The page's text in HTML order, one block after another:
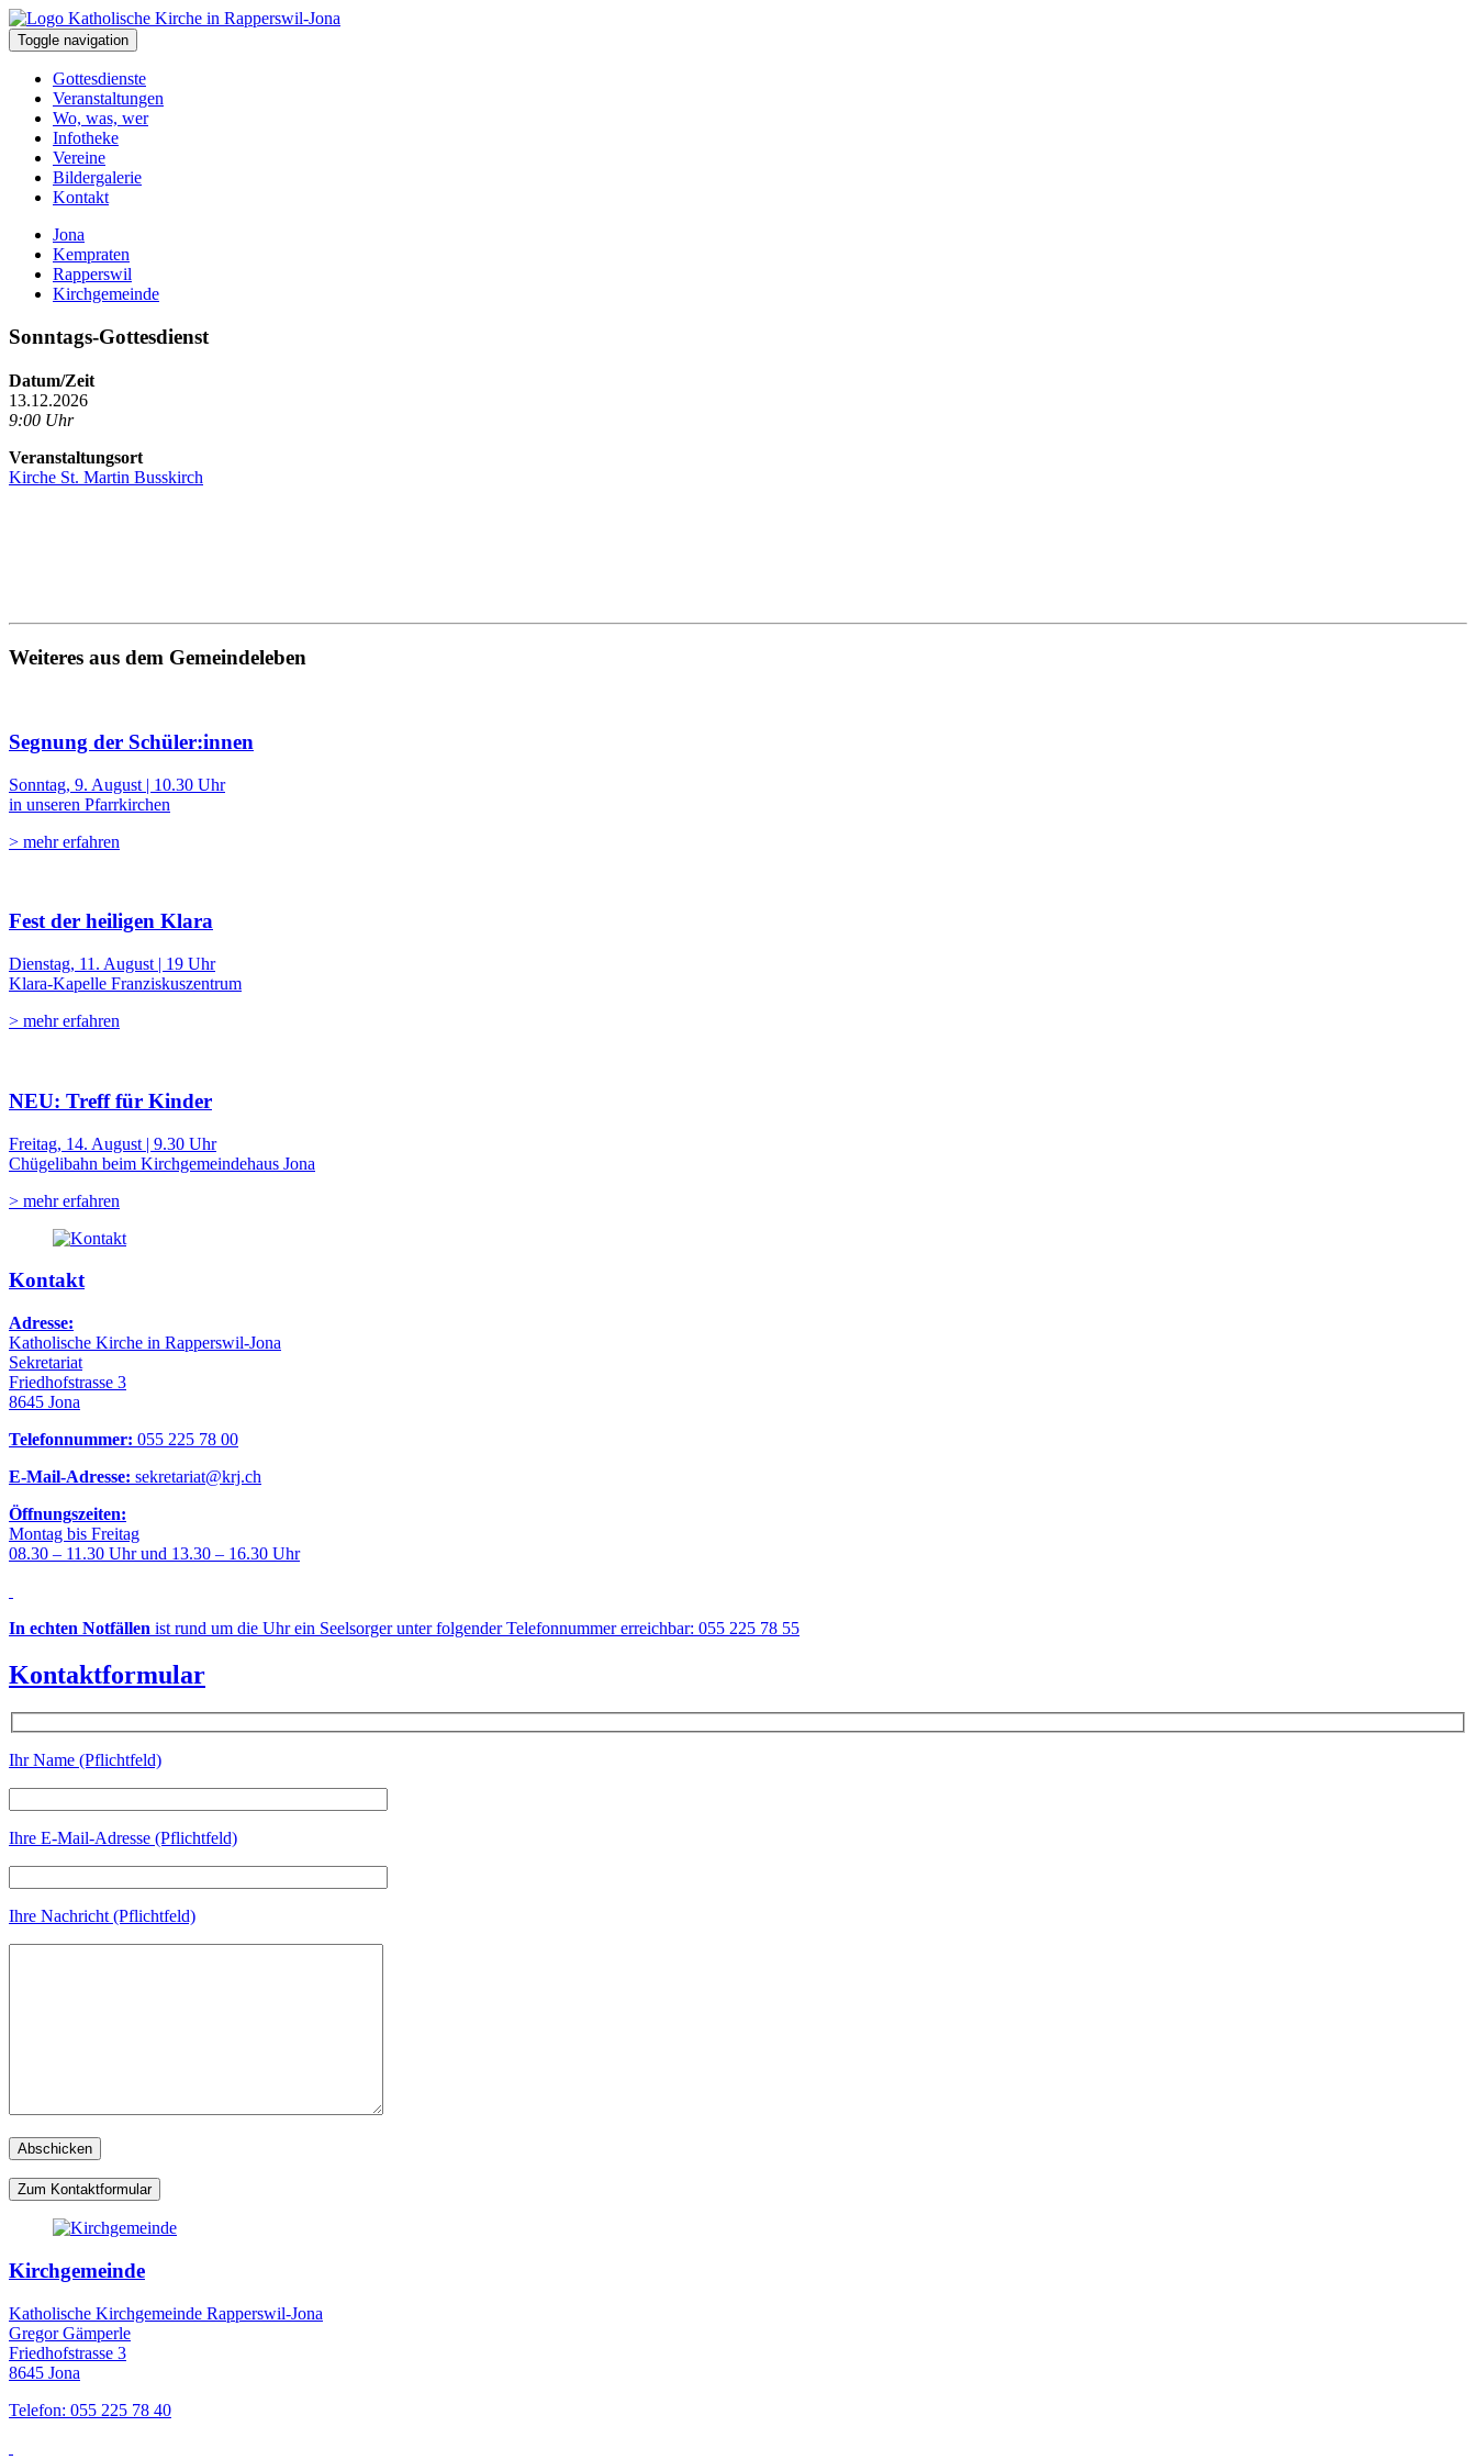
Toggle navigation
Gottesdienste
Veranstaltungen
Wo, was, wer
Infotheke
Vereine
Bildergalerie
Kontakt
Jona
Kempraten
Rapperswil
Kirchgemeinde
Sonntags-Gottesdienst
Datum/Zeit
13.12.2026
9:00 Uhr
Veranstaltungsort
Kirche St. Martin Busskirch
Weiteres aus dem Gemeindeleben
Segnung der Schüler:innen
Sonntag, 9. August | 10.30 Uhr
in unseren Pfarrkirchen
> mehr erfahren
Fest der heiligen Klara
Dienstag, 11. August | 19 Uhr
Klara-Kapelle Franziskuszentrum
> mehr erfahren
NEU: Treff für Kinder
Freitag, 14. August | 9.30 Uhr
Chügelibahn beim Kirchgemeindehaus Jona
> mehr erfahren
Kontakt
Adresse:
Katholische Kirche in Rapperswil-Jona
Sekretariat
Friedhofstrasse 3
8645 Jona
Telefonnummer: 055 225 78 00
E-Mail-Adresse: sekretariat@krj.ch
Öffnungszeiten:
Montag bis Freitag
08.30 – 11.30 Uhr und 13.30 – 16.30 Uhr
In echten Notfällen ist rund um die Uhr ein Seelsorger unter folgender Telefonnummer erreichbar: 055 225 78 55
Kontaktformular
Ihr Name (Pflichtfeld)
Ihre E-Mail-Adresse (Pflichtfeld)
Ihre Nachricht (Pflichtfeld)
Zum Kontaktformular
Kirchgemeinde
Katholische Kirchgemeinde Rapperswil-Jona
Gregor Gämperle
Friedhofstrasse 3
8645 Jona
Telefon: 055 225 78 40